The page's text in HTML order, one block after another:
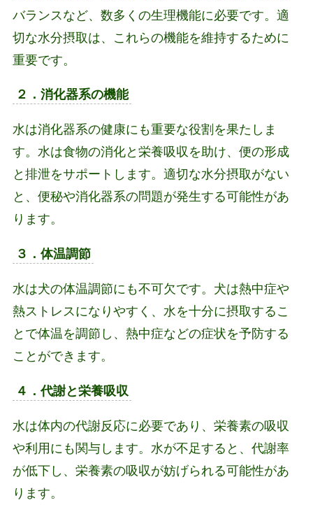
バランスなど、数多くの生理機能に必要です。適
切な水分摂取は、これらの機能を維持するために
重要です。
２．消化器系の機能
水は消化器系の健康にも重要な役割を果たしま
す。水は食物の消化と栄養吸収を助け、便の形成
と排泄をサポートします。適切な水分摂取がない
と、便秘や消化器系の問題が発生する可能性があ
ります。
３．体温調節
水は犬の体温調節にも不可欠です。犬は熱中症や
熱ストレスになりやすく、水を十分に摂取するこ
とで体温を調節し、熱中症などの症状を予防する
ことができます。
４．代謝と栄養吸収
水は体内の代謝反応に必要であり、栄養素の吸収
や利用にも関与します。水が不足すると、代謝率
が低下し、栄養素の吸収が妨げられる可能性があ
ります。